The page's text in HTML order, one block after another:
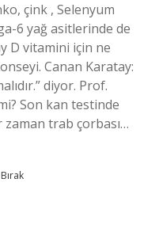
çink , Selenyum
6 yağ asitlerinde de
D vitamini için ne
Canan Karatay:
diyor. Prof.
Son kan testinde
trab çorbası…